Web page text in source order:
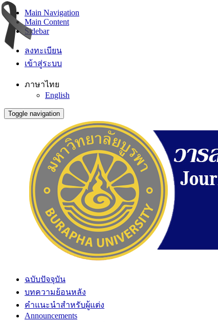
Main Navigation
Main Content
Sidebar
ลงทะเบียน
เข้าสู่ระบบ
ภาษาไทย
English
Toggle navigation
ฉบับปัจจุบัน
บทความย้อนหลัง
คำแนะนำสำหรับผู้แต่ง
Announcements